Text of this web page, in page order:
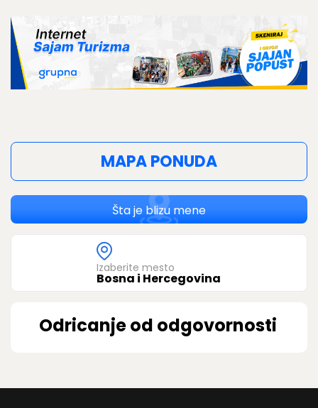
MAPA PONUDA
Šta je blizu mene
Izaberite mesto
Bosna i Hercegovina
Odricanje od odgovornosti